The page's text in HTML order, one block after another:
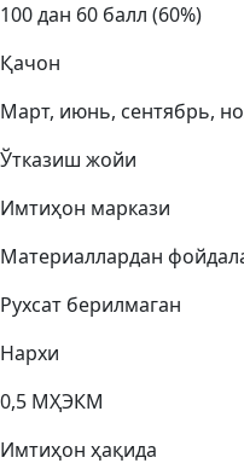
100 дан 60 балл (60%)
Қачон
Март, июнь, сентябрь,
Ўтказиш жойи
Имтиҳон маркази
Материаллардан
Рухсат берилмаган
Нархи
0,5 МҲЭКМ
Имтиҳон ҳақида